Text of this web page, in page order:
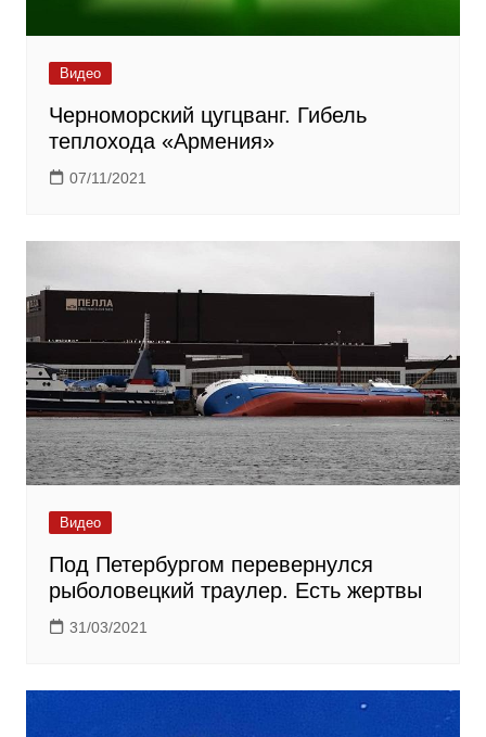
Видео
Черноморский цугцванг. Гибель
теплохода «Армения»
07/11/2021
Видео
Под Петербургом перевернулся
рыболовецкий траулер. Есть жертвы
31/03/2021